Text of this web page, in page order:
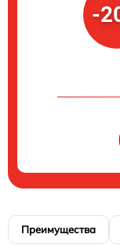
-
Преимущества